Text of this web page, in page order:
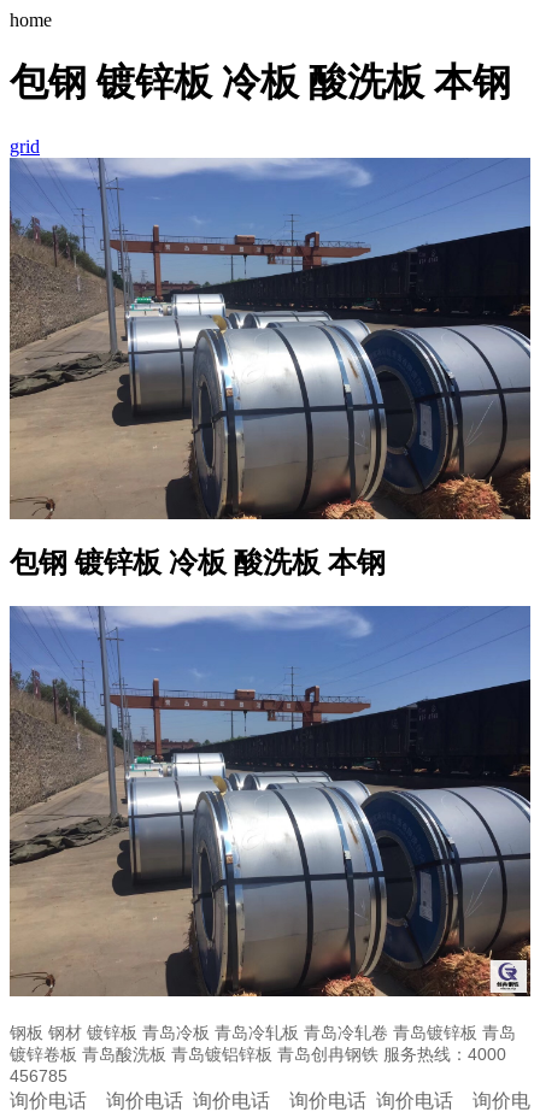
home
包钢 镀锌板 冷板 酸洗板 本钢
grid
包钢 镀锌板 冷板 酸洗板 本钢
钢板 钢材 镀锌板 青岛冷板 青岛冷轧板 青岛冷轧卷 青岛镀锌板 青岛
镀锌卷板 青岛酸洗板 青岛镀铝锌板 青岛创冉钢铁 服务热线：4000
456785
询价电话 询价电话 询价电话 询价电话 询价电话
询价电